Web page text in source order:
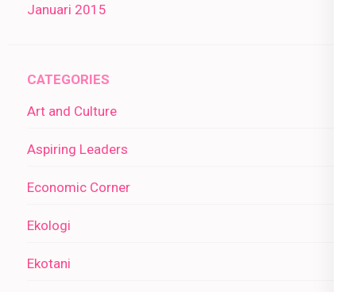
Januari 2015
CATEGORIES
Art and Culture
Aspiring Leaders
Economic Corner
Ekologi
Ekotani